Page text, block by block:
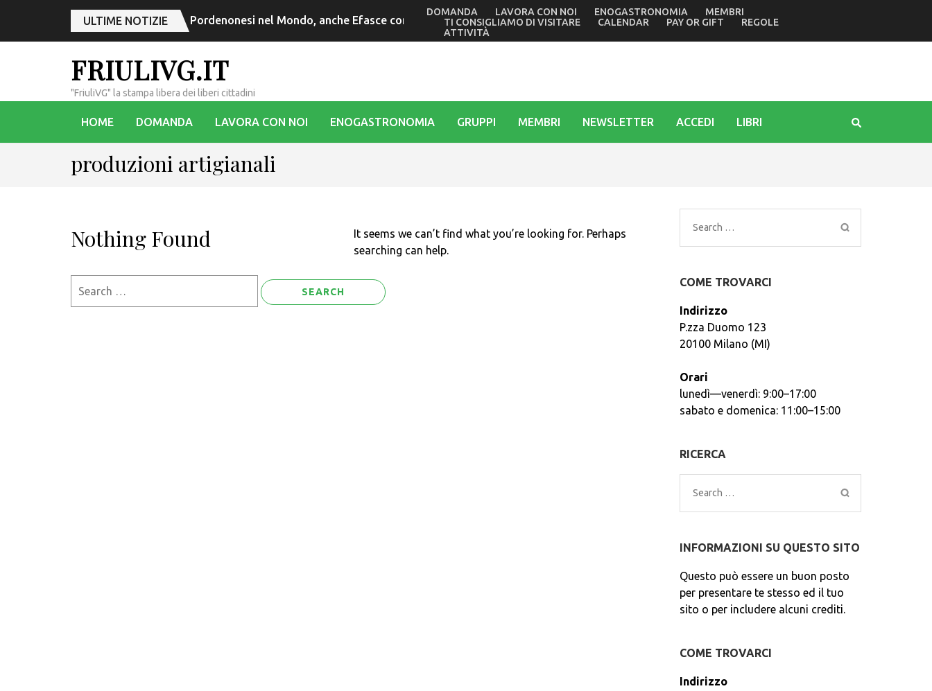
ULTIME NOTIZIE Pordenonesi nel Mondo, anche Efasce con il presidente Tubaro alle commemorazioni della tragedia di Marcinelle in Belgio di 70 anni fa
DOMANDA LAVORA CON NOI ENOGASTRONOMIA
MEMBRI
TI CONSIGLIAMO DI VISITARE
CALENDAR PAY OR GIFT
REGOLE
ATTIVITÀ
FRIULIVG.IT
"FriuliVG" la stampa libera dei liberi cittadini
HOME DOMANDA LAVORA CON NOI ENOGASTRONOMIA GRUPPI MEMBRI NEWSLETTER ACCEDI LIBRI
produzioni artigianali
Nothing Found
It seems we can’t find what you’re looking for. Perhaps
searching can help.
Search
for:
COME TROVARCI
Indirizzo
P.zza Duomo 123
20100 Milano (MI)
Orari
lunedì—venerdì: 9:00–17:00
sabato e domenica: 11:00–15:00
RICERCA
Search
for:
INFORMAZIONI SU QUESTO SITO
Questo può essere un buon posto
per presentare te stesso ed il tuo
sito o per includere alcuni crediti.
COME TROVARCI
Indirizzo